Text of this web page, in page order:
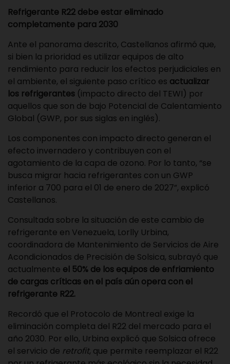
Refrigerante R22 debe estar eliminado
completamente para 2030
Ante el panorama descrito, Castellanos afirmó que,
si bien la prioridad es utilizar equipos de alto
rendimiento para reducir los efectos perjudiciales en
el ambiente, el siguiente paso crítico es actualizar
los refrigerantes (impacto directo del TEWI) por
aquellos que son de bajo Potencial de Calentamiento
Global (GWP, por sus siglas en inglés).
Los componentes con impacto directo generan el
efecto invernadero y contribuyen con el
agotamiento de la capa de ozono. Por lo tanto, “se
busca migrar hacia refrigerantes con un GWP
inferior a 700 para el 01 de enero de 2027”, explicó
Castellanos.
Consultada sobre la situación de este cambio de
refrigerante en Venezuela, Lorlly Urbina,
coordinadora de Mantenimiento de Servicios de Aire
Acondicionados de Precisión de Solsica, subrayó que
actualmente el 50% de los equipos de enfriamiento
de cargas críticas en el país aún opera con el
refrigerante R22.
Recordó que el Protocolo de Montreal exige la
eliminación completa del R22 del mercado para el
año 2030. Por ello, Urbina explicó que Solsica ofrece
el servicio de retrofit, que permite reemplazar el R22